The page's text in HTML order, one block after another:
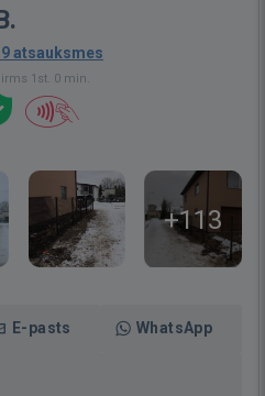
atsauksmes
1st. 0 min.
+113
E-pasts WhatsApp